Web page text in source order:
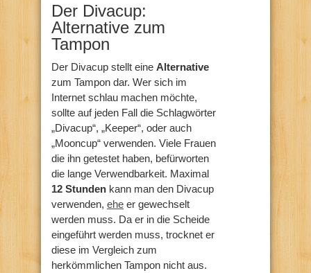
Der Divacup:
Alternative zum
Tampon
Der Divacup stellt eine Alternative
zum Tampon dar. Wer sich im
Internet schlau machen möchte,
sollte auf jeden Fall die Schlagwörter
„Divacup“, „Keeper“, oder auch
„Mooncup“ verwenden. Viele Frauen
die ihn getestet haben, befürworten
die lange Verwendbarkeit. Maximal
12 Stunden kann man den Divacup
verwenden, ehe er gewechselt
werden muss. Da er in die Scheide
eingeführt werden muss, trocknet er
diese im Vergleich zum
herkömmlichen Tampon nicht aus.